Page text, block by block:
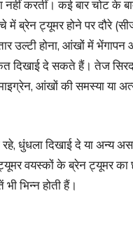
नहीं करतीं। कई बार चोट
में ब्रेन ट्यूमर होने पर दौरे
उल्टी होना, आंखों में
दिखाई दे सकते हैं। तेज
आंखों की समस्या या
रहे, धुंधला दिखाई दे या अन्य
ट्यूमर वयस्कों के ब्रेन ट्यूमर
भिन्न होती हैं।